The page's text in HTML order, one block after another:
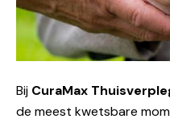
Bij CuraMax
de meest kwetsbare